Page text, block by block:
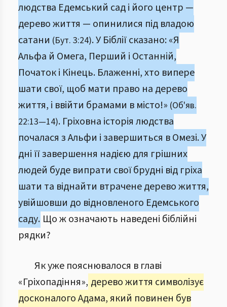
людства Едемський сад і його центр —
дерево життя — опинилися під владою
сатани (Бут. 3:24). У Біблії сказано: «Я
Альфа й Омега, Перший і Останній,
Початок і Кінець. Блаженні, хто випере
шати свої, щоб мати право на дерево
життя, і ввійти брамами в місто!» (Об'яв.
22:13—14). Гріховна історія людства
почалася з Альфи і завершиться в Омезі. У
дні її завершення надією для грішних
людей буде випрати свої брудні від гріха
шати та віднайти втрачене дерево життя,
увійшовши до відновленого Едемського
саду. Що ж означають наведені біблійні
рядки?
Як уже пояснювалося в главі
«Гріхопадіння», дерево життя символізує
досконалого Адама, який повинен був